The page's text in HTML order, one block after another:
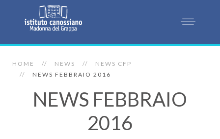
HOME NEWS
NEWS CFP
NEWS FEBBRAIO 2016
NEWS FEBBRAIO
2016